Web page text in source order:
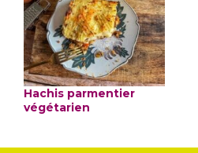
Hachis parmentier
végétarien